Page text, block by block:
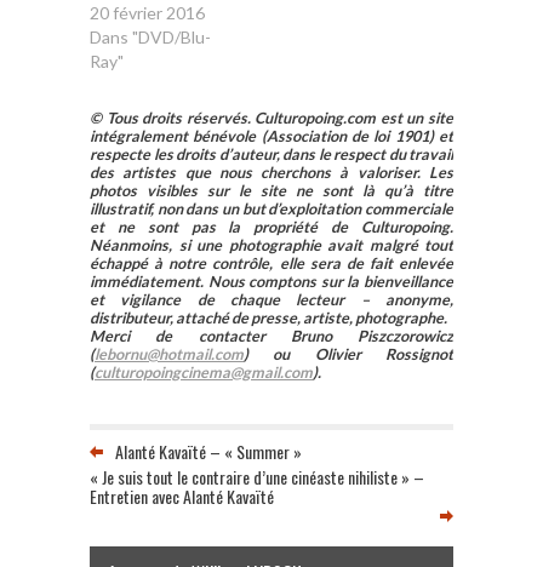
20 février 2016
Dans "DVD/Blu-
Ray"
© Tous droits réservés. Culturopoing.com est un site
intégralement bénévole (Association de loi 1901) et
respecte les droits d’auteur, dans le respect du travail
des artistes que nous cherchons à valoriser. Les
photos visibles sur le site ne sont là qu’à titre
illustratif, non dans un but d’exploitation commerciale
et ne sont pas la propriété de Culturopoing.
Néanmoins, si une photographie avait malgré tout
échappé à notre contrôle, elle sera de fait enlevée
immédiatement. Nous comptons sur la bienveillance
et vigilance de chaque lecteur – anonyme,
distributeur, attaché de presse, artiste, photographe.
Merci de contacter Bruno Piszczorowicz
(lebornu@hotmail.com) ou Olivier Rossignot
(culturopoingcinema@gmail.com).
Alanté Kavaïté – « Summer »
« Je suis tout le contraire d’une cinéaste nihiliste » –
Entretien avec Alanté Kavaïté